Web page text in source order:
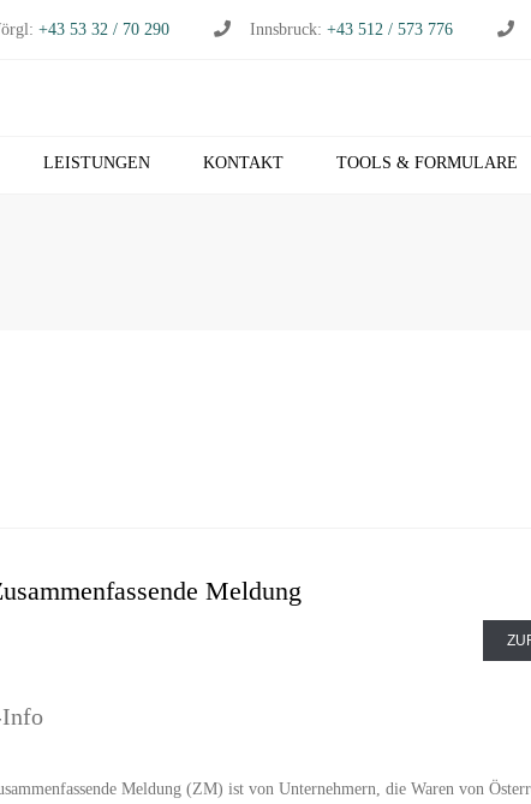
+43 53 32 / 70 290 Innsbruck: +43 512 / 573 776
LEISTUNGEN KONTAKT TOOLS & FORMULARE
Meldung
Meldung (ZM) ist von Unternehmern, die Waren von